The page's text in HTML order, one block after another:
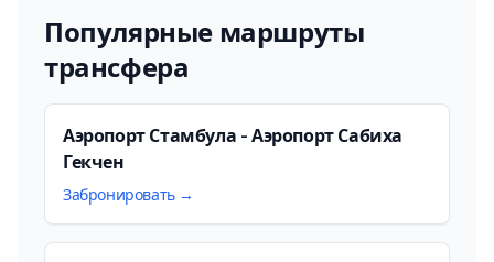
Популярные маршруты
трансфера
Аэропорт Стамбула - Аэропорт Сабиха
Гекчен
Забронировать →